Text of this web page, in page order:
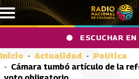
Pasar al contenido principal
ESCUCHAR EN
Inicio Actualidad
Política
Cámara tumbó artículo de la